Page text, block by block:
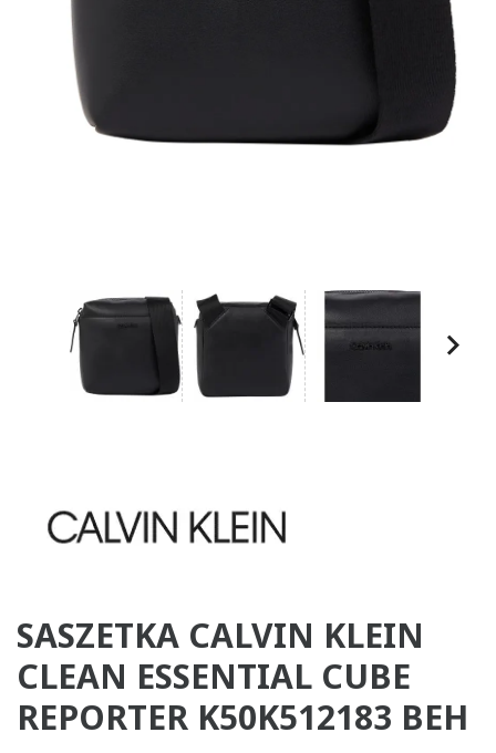
SASZETKA CALVIN KLEIN
CLEAN ESSENTIAL CUBE
REPORTER K50K512183 BEH